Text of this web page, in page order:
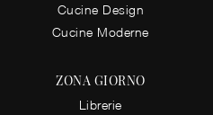
Cucine Design
Cucine Moderne
ZONA GIORNO
Librerie